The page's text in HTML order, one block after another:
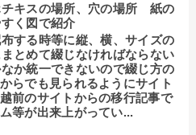
チキスの場所、穴の場所 紙の
く図で紹介
する時等に縦、横、サイズの
とめて綴じなければならない
か統一できないので綴じ方の
らでも見られるようにサイト
前のサイトからの移行記事で
等が出来上がってい...